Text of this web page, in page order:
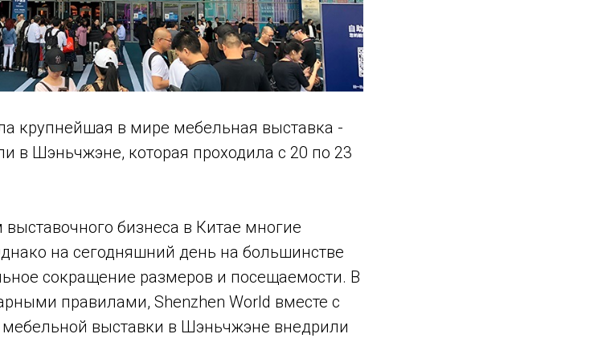
крупнейшая в мире мебельная выставка -
в Шэньчжэне, которая проходила с 20 по 23
бизнеса в Китае многие
на сегодняшний день на большинстве
сокращение размеров и посещаемости. В
правилами, Shenzhen World вместе с
выставки в Шэньчжэне внедрили